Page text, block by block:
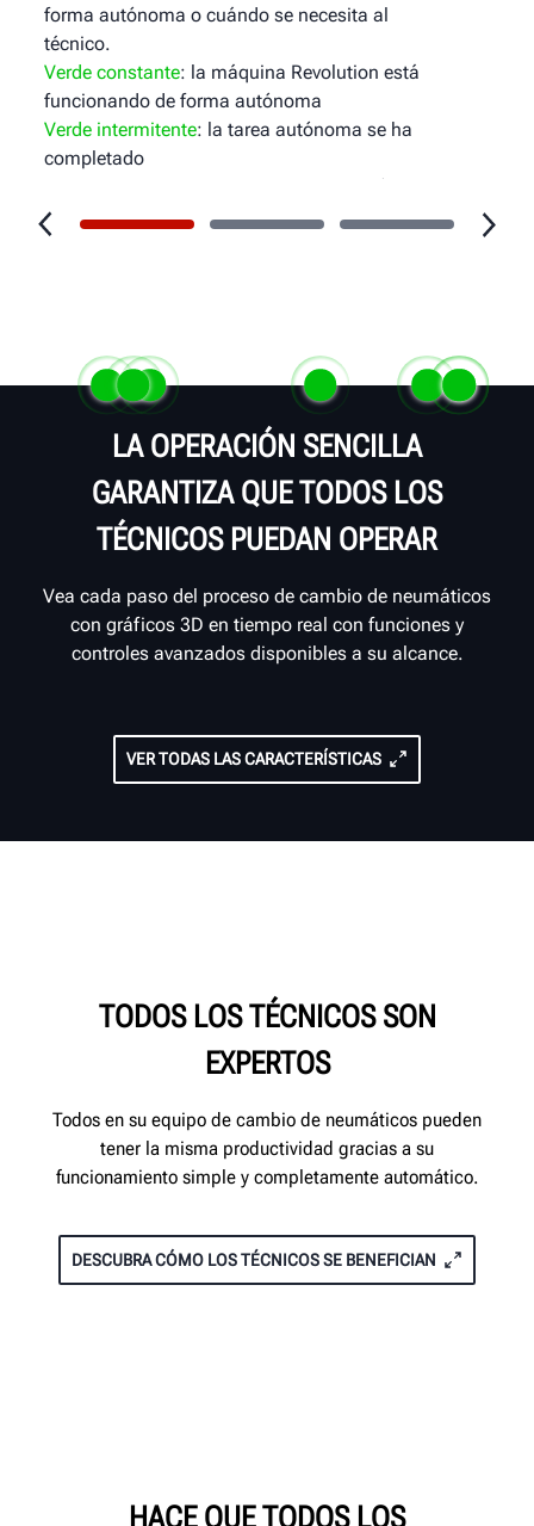
forma autónoma o cuándo se necesita al
técnico.
Verde constante: la máquina Revolution está
funcionando de forma autónoma
Verde intermitente: la tarea autónoma se ha
completado
operador
LA OPERACIÓN SENCILLA
GARANTIZA QUE TODOS LOS
TÉCNICOS PUEDAN OPERAR
Vea cada paso del proceso de cambio de neumáticos
con gráficos 3D en tiempo real con funciones y
controles avanzados disponibles a su alcance.
VER TODAS LAS CARACTERÍSTICAS
TODOS LOS TÉCNICOS SON
EXPERTOS
Todos en su equipo de cambio de neumáticos pueden
tener la misma productividad gracias a su
funcionamiento simple y completamente automático.
DESCUBRA CÓMO LOS TÉCNICOS SE BENEFICIAN
HACE QUE TODOS LOS